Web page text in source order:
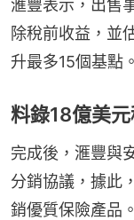
滙豐表示，出售
除稅前收益，並
升最多15個基點。
料錄18億美
完成後，滙豐與
分銷協議，據此
銷優質保險產品